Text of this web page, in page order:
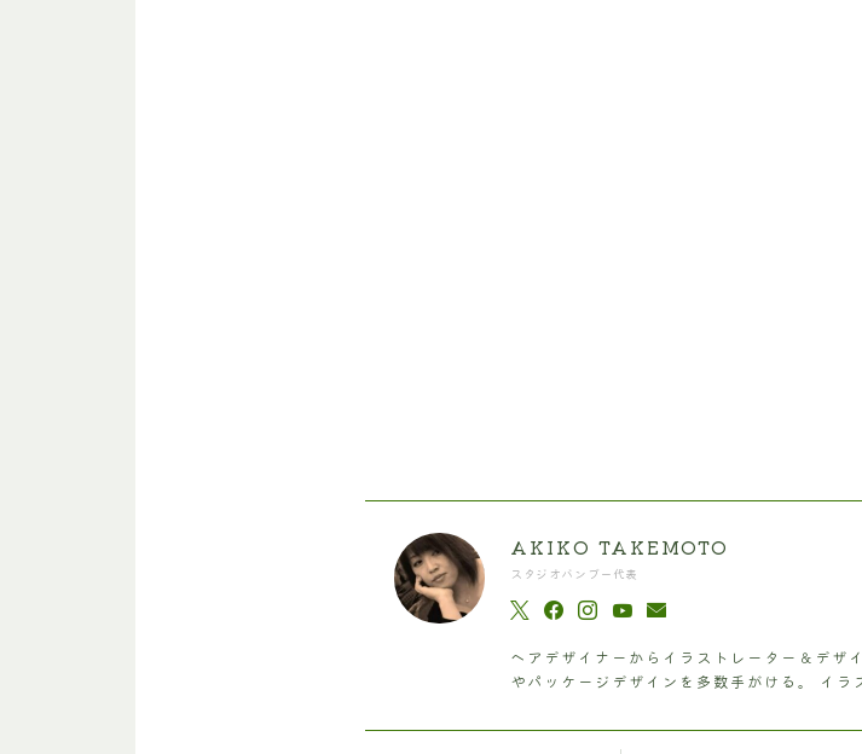
AKIKO TAKEMOTO
スタジオバンブー代表
ヘアデザイナーからイラストレーター＆デザ
やパッケージデザインを多数手がける。 イラ